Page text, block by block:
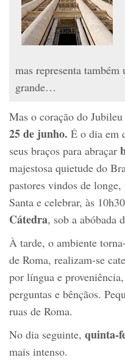
mas representa
grande…
Mas o coração do
25 de junho. É o dia em
seus braços para abraçar
majestosa quietude do
pastores vindos de longe,
Santa e celebrar, às
Cátedra, sob a abóbada
À tarde, o ambiente
de Roma, realizam-se
por língua e
perguntas e bênçãos.
ruas de Roma.
No dia seguinte, quinta-
mais intenso.